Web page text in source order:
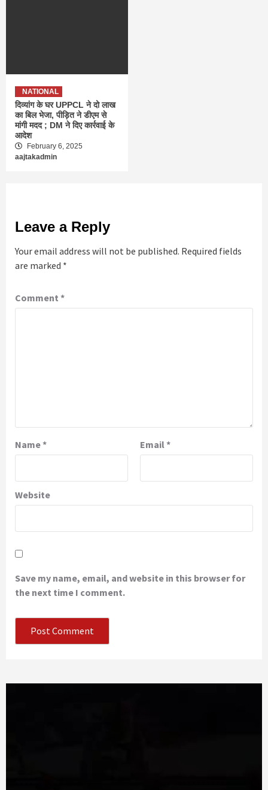
NATIONAL
दिव्यांग के घर UPPCL ने दो लाख
का बिल भेजा, पीड़ित ने डीएम से
मांगी मदद ; DM ने दिए कार्रवाई के
आदेश
February 6, 2025
aajtakadmin
Leave a Reply
Your email address will not be published. Required fields
are marked *
Comment *
Name* Email *
Website
Save my name, email, and website in this browser for
the next time I comment.